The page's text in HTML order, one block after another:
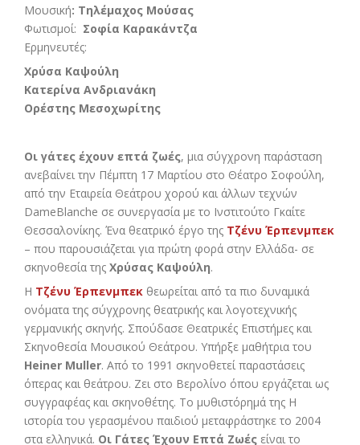
Μουσική: Τηλέμαχος Μούσας
Φωτισμοί: Σοφία Καρακάντζα
Ερμηνευτές:
Χρύσα Καψούλη
Κατερίνα Ανδριανάκη
Ορέστης Μεσοχωρίτης
Οι γάτες έχουν επτά ζωές, μια σύγχρονη παράσταση
ανεβαίνει την Πέμπτη 17 Μαρτίου στο Θέατρο Σοφούλη,
από την Εταιρεία Θεάτρου χορού και άλλων τεχνών
DameBlanche σε συνεργασία με το Ινστιτούτο Γκαίτε
Θεσσαλονίκης. Ένα θεατρικό έργο της Τζένυ Έρπενμπεκ
– που παρουσιάζεται για πρώτη φορά στην Ελλάδα- σε
σκηνοθεσία τηςΧρύσας Καψούλη.
Η Τζένυ Έρπενμπεκ θεωρείται από τα πιο δυναμικά
ονόματα της σύγχρονης θεατρικής και λογοτεχνικής
γερμανικής σκηνής. Σπούδασε Θεατρικές Επιστήμες και
Σκηνοθεσία Μουσικού Θεάτρου. Υπήρξε μαθήτρια του
Heiner Muller. Από το 1991 σκηνοθετεί παραστάσεις
όπερας και θεάτρου. Ζει στο Βερολίνο όπου εργάζεται ως
συγγραφέας και σκηνοθέτης. Το μυθιστόρημά της Η
ιστορία του γερασμένου παιδιού μεταφράστηκε το 2004
στα ελληνικά. Οι Γάτες Έχουν Επτά Ζωές είναι το